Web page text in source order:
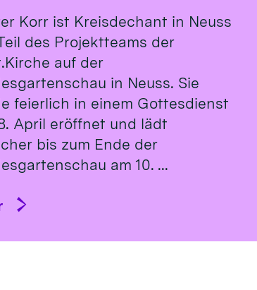
Korr ist Kreisdechant in Neuss
des Projektteams der
auf der
in Neuss. Sie
feierlich in einem Gottesdienst
April eröffnet und lädt
bis zum Ende der
am 10. ...